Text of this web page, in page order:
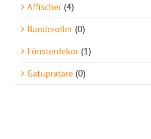
Affischer (4)
Banderoller (0)
Fönsterdekor (1)
Gatupratare (0)